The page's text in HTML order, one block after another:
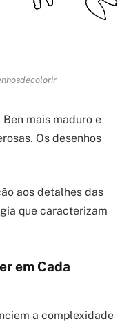
mais maduro e
Os desenhos
aos detalhes das
que caracterizam
em Cada
a complexidade